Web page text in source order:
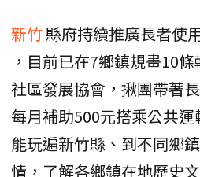
新竹縣府持續推廣長者使
，目前已在7鄉鎮規畫10
社區發展協會，揪團帶著
每月補助500元搭乘公共
能玩遍新竹縣、到不同鄉
情，了解各鄉鎮在地歷史文